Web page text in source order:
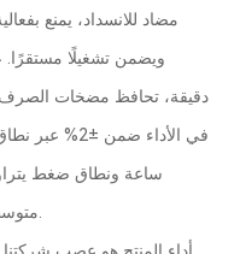
مضاد للانسداد، يمنع
ويضمن تشغيلًا مستقرًا.
دقيقة، تحافظ مضخات الصرف